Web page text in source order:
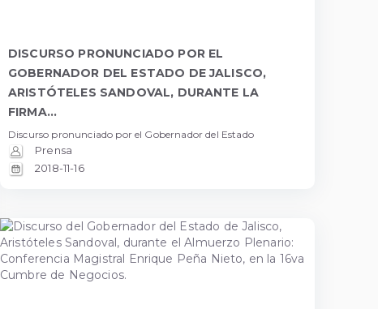
DISCURSO PRONUNCIADO POR EL
GOBERNADOR DEL ESTADO DE JALISCO,
ARISTÓTELES SANDOVAL, DURANTE LA
FIRMA...
Discurso pronunciado por el Gobernador del Estado
Prensa
2018-11-16